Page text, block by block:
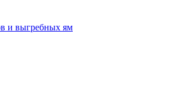
и выгребных ям